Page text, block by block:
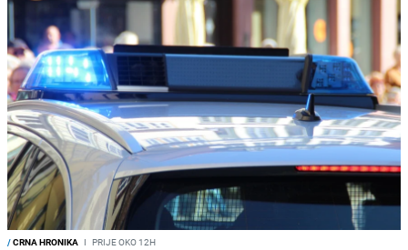
/CRNA HRONIKA I PRIJE OKO 12H